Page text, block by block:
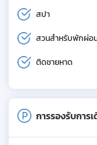
สปา
สวนสำหรับพักผ่อ
ติดชายหาด
การรองรับการ